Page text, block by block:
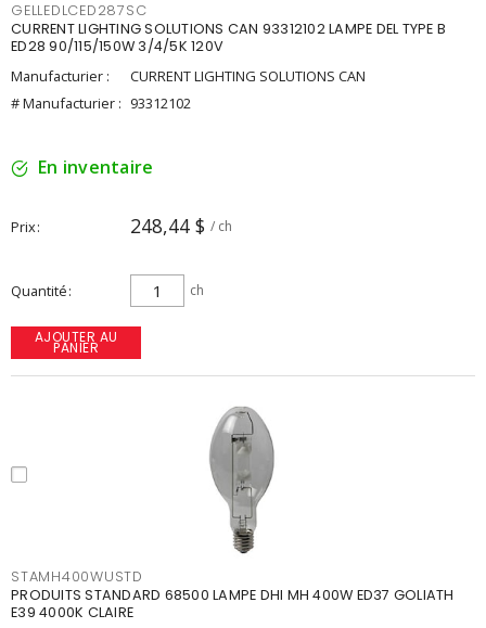
GELLEDLCED287SC
CURRENT LIGHTING SOLUTIONS CAN 93312102 LAMPE DEL TYPE B
ED28 90/115/150W 3/4/5K 120V
Manufacturier :
CURRENT LIGHTING SOLUTIONS CAN
# Manufacturier : 93312102
En inventaire
Prix 248,44 $ / ch
Quantité ch
AJOUTER AU
PANIER
STAMH400WUSTD
PRODUITS STANDARD 68500 LAMPE DHI MH 400W ED37 GOLIATH
E39 4000K CLAIRE